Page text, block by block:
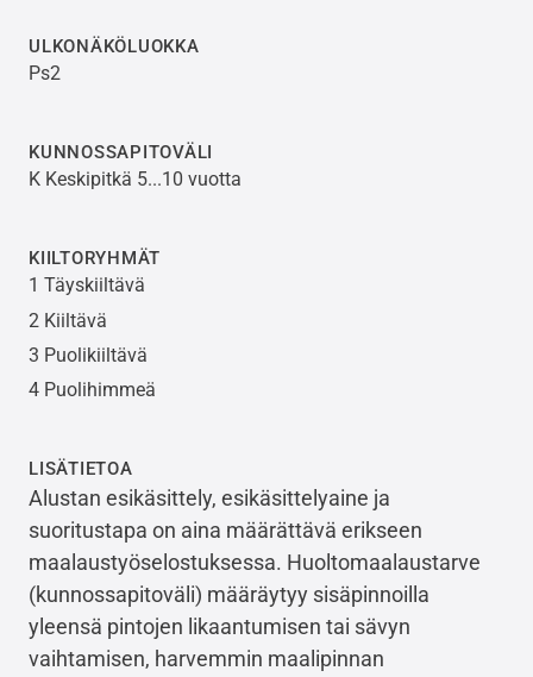
ULKONÄKÖLUOKKA
Ps2
KUNNOSSAPITOVÄLI
K Keskipitkä 5...10 vuotta
KIILTORYHMÄT
1 Täyskiiltävä
2 Kiiltävä
3 Puolikiiltävä
4 Puolihimmeä
LISÄTIETOA
Alustan esikäsittely, esikäsittelyaine ja
suoritustapa on aina määrättävä erikseen
maalaustyöselostuksessa. Huoltomaalaustarve
(kunnossapitoväli) määräytyy sisäpinnoilla
yleensä pintojen likaantumisen tai sävyn
vaihtamisen, harvemmin maalipinnan